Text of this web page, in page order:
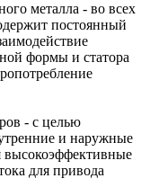
металла - во всех
постоянный
формы и статора
- с целью
и наружные
высокоэффективные
для привода